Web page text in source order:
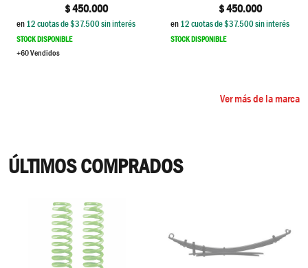
$450.000
en12cuotas de $37.500sin interés
STOCK DISPONIBLE
+60 Vendidos
$450.000
en12cuotas de $37.500sin interés
STOCK DISPONIBLE
Ver más de la marca
ÚLTIMOS COMPRADOS